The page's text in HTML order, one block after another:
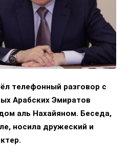
телефонный разговор с
Арабских Эмиратов
аль Нахайяном. Беседа,
носила дружеский и